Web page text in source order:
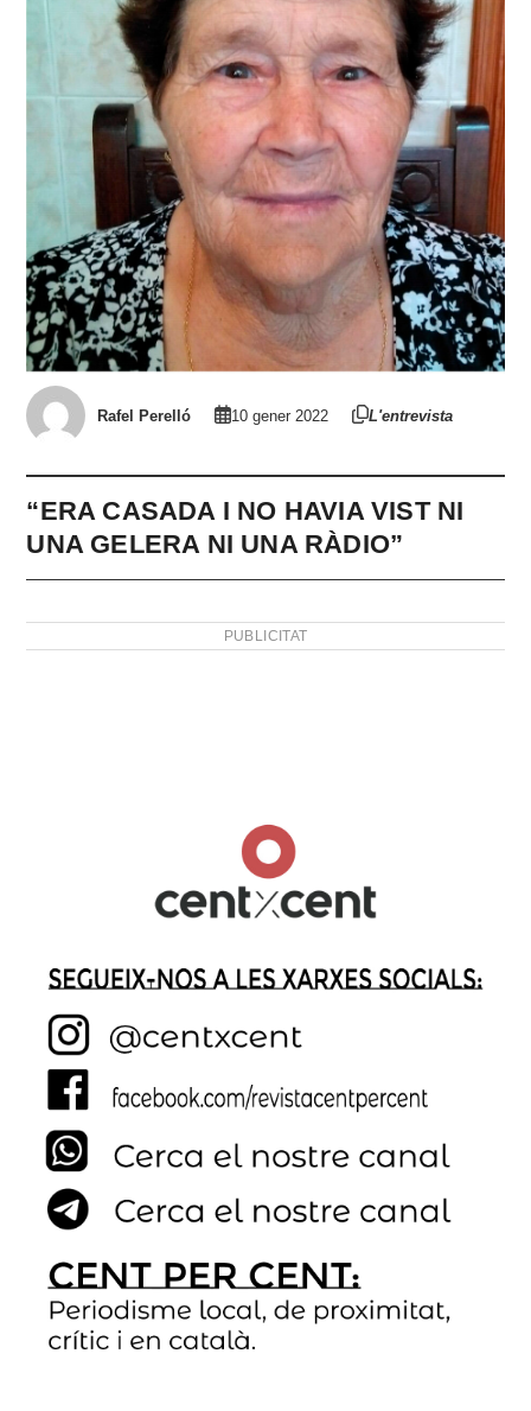
Rafel Perelló 10 gener 2022 L'entrevista
“ERA CASADA I NO HAVIA VIST NI
UNA GELERA NI UNA RÀDIO”
PUBLICITAT